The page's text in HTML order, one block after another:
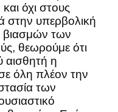
όχι στους
στην υπερβολική
βιασμών των
θεωρούμε ότι
αισθητή η
όλη πλέον την
των